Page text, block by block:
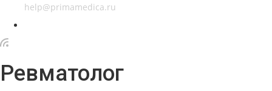
help@primamedica.ru
Ревматолог